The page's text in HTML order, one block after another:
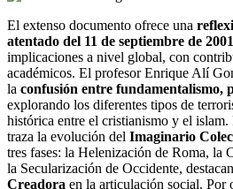
El extenso documento ofrece una
atentado del 11 de septiembre de 2001
implicaciones a nivel global, con
académicos. El profesor Enrique Alí
la confusión entre fundamentalismo,
explorando los diferentes tipos de
histórica entre el cristianismo y el
traza la evolución del Imaginario
tres fases: la Helenización de Roma, la
la Secularización de Occidente,
Creadora en la articulación social. Por